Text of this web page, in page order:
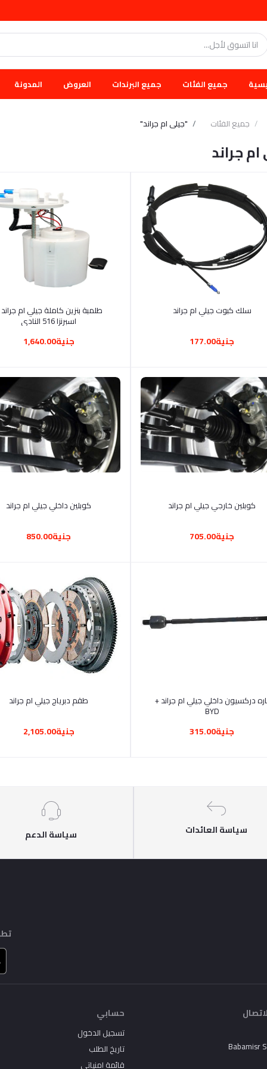
جميع الفئات جميع البرندات العروض المدونة
جميع الفئات "جيلى ام جراند"
جراند
أضف إلى السلة
سلك كبوت جيلي ام جراند
جنية177.00
أضف إلى السلة
طلمبة بنزين كاملة جيلي ام
اسبرنزا 516 النادي
جنية1,640.00
أضف إلى السلةكوبلين خارجي جيلي ام جراند
جنية705.00
أضف إلى السلة
كوبلين داخلي جيلي ام جراند
جنية850.00
أضف إلى السلة
دركسيون داخلي جيلي ام جراند +
BYD
جنية315.00
أضف إلى السلة
طقم دبرياج جيلي ام جراند
جنية2,105.00
سياسة العائدات سياسة الدعم
Babamisr
حسابي
تسجيل الدخول
تاريخ الطلب
قائمة امنياتي